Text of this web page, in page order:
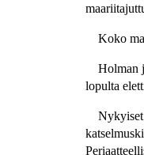
Koko
Holman
lopulta